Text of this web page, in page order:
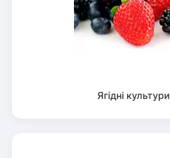
Ягідні культури